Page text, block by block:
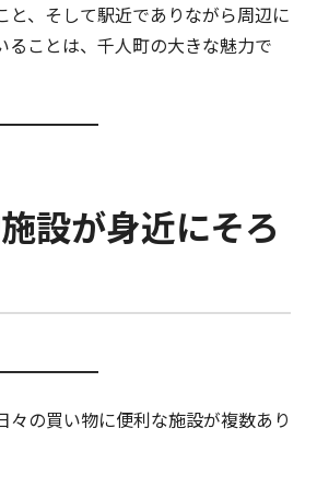
と、そして駅近でありながら周辺に
ることは、千人町の大きな魅力で
設が身近にそろ
々の買い物に便利な施設が複数あり